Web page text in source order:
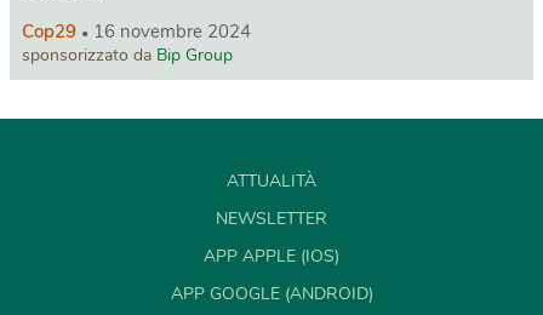
Cop29 16 novembre 2024
sponsorizzato da Bip Group
ATTUALITÀ
NEWSLETTER
APP APPLE (IOS)
APP GOOGLE (ANDROID)